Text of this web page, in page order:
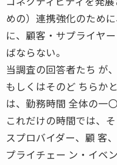
めの）連携強化のため
に、顧客・サプライヤ
ばならない。
当調査の回答者たち が
もしくはそのど ちらか
は、勤務時間 全体の一
これだけの時間では、
スプロバイダー、顧 客
プライチェー ン・イベ